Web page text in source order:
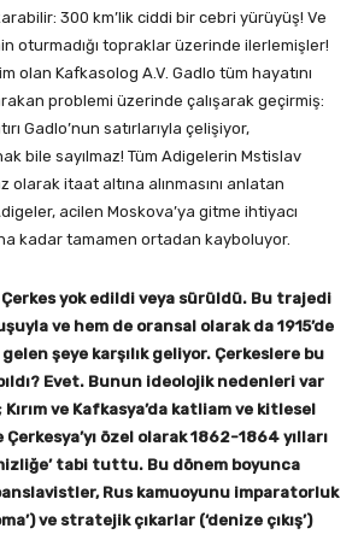
300 km’lik ciddi bir cebri yürüyüş! Ve
oturmadığı topraklar üzerinde ilerlemişler!
olan Kafkasolog A.V. Gadlo tüm hayatını
problemi üzerinde çalışarak geçirmiş:
Gadlo’nun satırlarıyla çelişiyor,
bile sayılmaz! Tüm Adigelerin Mstislav
olarak itaat altına alınmasını anlatan
acilen Moskova’ya gitme ihtiyacı
kadar tamamen ortadan kayboluyor.
Çerkes yok edildi veya sürüldü. Bu trajedi
ve hem de oransal olarak da 1915’de
şeye karşılık geliyor. Çerkeslere bu
Evet. Bunun ideolojik nedenleri var
Kırım ve Kafkasya’da katliam ve kitlesel
özel olarak 1862-1864 yılları
tabi tuttu. Bu dönem boyunca
Rus kamuoyunu imparatorluk
ve stratejik çıkarlar (‘denize çıkış’)